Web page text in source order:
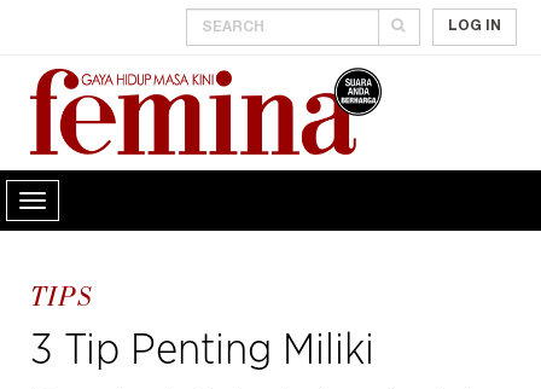
LOG IN
TIPS
3 Tip Penting Miliki